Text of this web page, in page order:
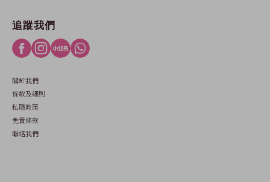
追蹤我們
關於我們
條款及細則
私隱政策
免責條款
聯絡我們